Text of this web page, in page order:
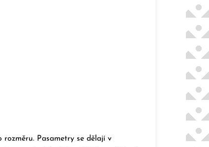
rozměru. Pasametry se dělají v